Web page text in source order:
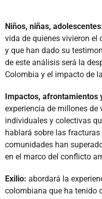
Niños, niñas,
vida de quienes vivieron el
y que han dado su
de este análisis será la
Colombia y el impacto de
Impactos, afrontamientos
experiencia de millones
individuales y colectivas
hablará sobre las
comunidades han
en el marco del conflicto
Exilio: abordará la
colombiana que ha tenido